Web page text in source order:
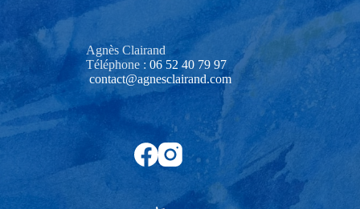
Agnès Clairand
Téléphone : 06 52 40 79 97‬
contact@agnesclairand.com